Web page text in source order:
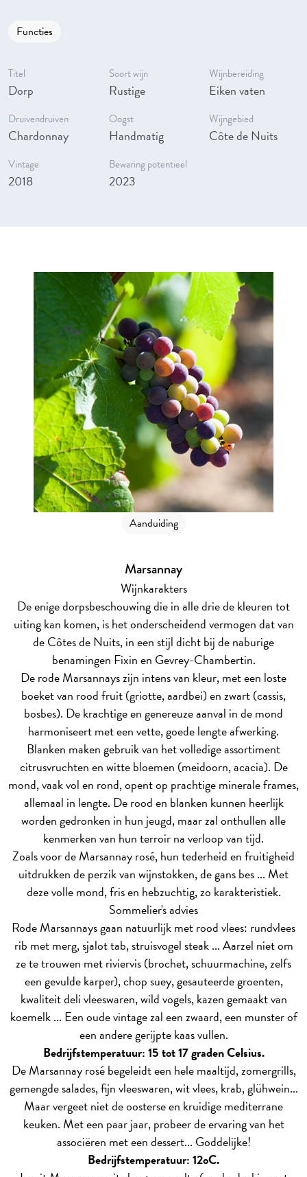
Functies
Titel
Dorp
Soort wijn
Rustige
Wijnbereiding
Eiken vaten
Druivendruiven
Chardonnay
Oogst
Handmatig
Wijngebied
Côte de Nuits
Vintage
2018
Bewaring potentieel
2023
Aanduiding
Marsannay
Wijnkarakters
De enige dorpsbeschouwing die in alle drie de kleuren tot
uiting kan komen, is het onderscheidend vermogen dat van
de Côtes de Nuits, in een stijl dicht bij de naburige
benamingen Fixin en Gevrey-Chambertin.
De rode Marsannays zijn intens van kleur, met een loste
boeket van rood fruit (griotte, aardbei) en zwart (cassis,
bosbes). De krachtige en genereuze aanval in de mond
harmoniseert met een vette, goede lengte afwerking.
Blanken maken gebruik van het volledige assortiment
citrusvruchten en witte bloemen (meidoorn, acacia). De
mond, vaak vol en rond, opent op prachtige minerale frames,
allemaal in lengte. De rood en blanken kunnen heerlijk
worden gedronken in hun jeugd, maar zal onthullen alle
kenmerken van hun terroir na verloop van tijd.
Zoals voor de Marsannay rosé, hun tederheid en fruitigheid
uitdrukken de perzik van wijnstokken, de gans bes ... Met
deze volle mond, fris en hebzuchtig, zo karakteristiek.
Sommelier's advies
Rode Marsannays gaan natuurlijk met rood vlees: rundvlees
rib met merg, sjalot tab, struisvogel steak ... Aarzel niet om
ze te trouwen met riviervis (brochet, schuurmachine, zelfs
een gevulde karper), chop suey, gesauteerde groenten,
kwaliteit deli vleeswaren, wild vogels, kazen gemaakt van
koemelk ... Een oude vintage zal een zwaard, een munster of
een andere gerijpte kaas vullen.
Bedrijfstemperatuur: 15 tot 17 graden Celsius.
De Marsannay rosé begeleidt een hele maaltijd, zomergrills,
gemengde salades, fijn vleeswaren, wit vlees, krab, glühwein...
Maar vergeet niet de oosterse en kruidige mediterrane
keuken. Met een paar jaar, probeer de ervaring van het
associëren met een dessert... Goddelijke!
Bedrijfstemperatuur: 12oC.